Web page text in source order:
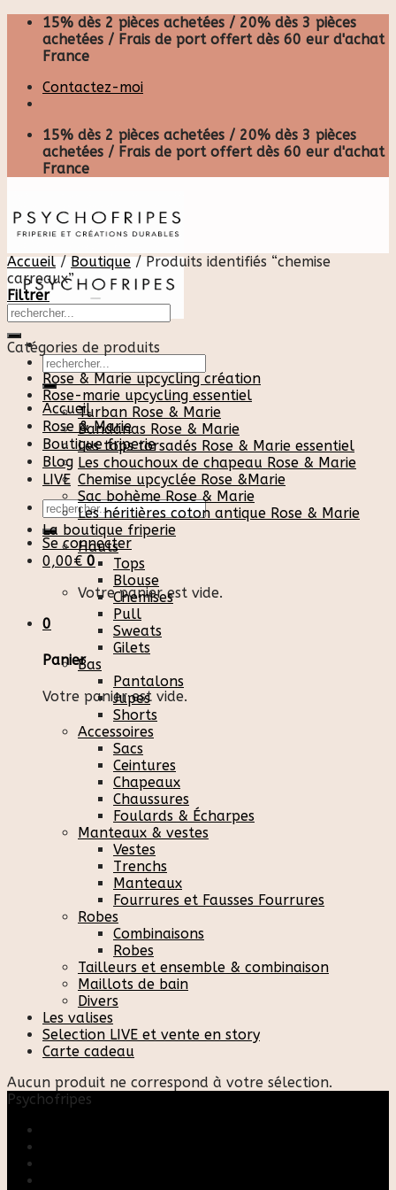
Skip
content
15% dès 2 pièces achetées / 20% dès 3 pièces
achetées / Frais de port offert dès 60 eur d'achat
France
Contactez-moi
15% dès 2 pièces achetées / 20% dès 3 pièces
achetées / Frais de port offert dès 60 eur d'achat
France
Recherche
pour :
Accueil
Rose & Marie
Boutique friperie
Blog
LIVE
Recherche
pour :
Se connecter
0,00€ 0
Votre panier est vide.
0
Panier
Votre panier est vide.
Accueil / Boutique /Produits identifiés “chemise
carreaux”
Filtrer
Catégories de produits
Rose & Marie upcycling création
Rose-marie upcycling essentiel
Turban Rose & Marie
Bandanas Rose & Marie
Les tops torsadés Rose & Marie essentiel
Les chouchoux de chapeau Rose & Marie
Chemise upcyclée Rose &Marie
Sac bohème Rose & Marie
Les héritières coton antique Rose & Marie
La boutique friperie
Hauts
Tops
Blouse
Chemises
Pull
Sweats
Gilets
Bas
Pantalons
Jupes
Shorts
Accessoires
Sacs
Ceintures
Chapeaux
Chaussures
Foulards & Écharpes
Manteaux & vestes
Vestes
Trenchs
Manteaux
Fourrures et Fausses Fourrures
Robes
Combinaisons
Robes
Tailleurs et ensemble & combinaison
Maillots de bain
Divers
Les valises
Selection LIVE et vente en story
Carte cadeau
Aucun produit ne correspond à votre sélection.
Psychofripes